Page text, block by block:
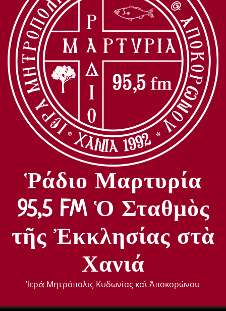
Ῥάδιο Μαρτυρία
95,5 FM Ὁ Σταθμὸς
τῆς Ἐκκλησίας στὰ
Χανιά
Ἱερὰ Μητρόπολις Κυδωνίας καὶ Ἀποκορώνου